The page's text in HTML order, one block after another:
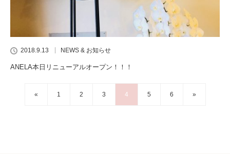
2018.9.13 NEWS & お知らせ
ANELA本日リニューアルオープン！！！
« 1 2 3 4 5 6 »